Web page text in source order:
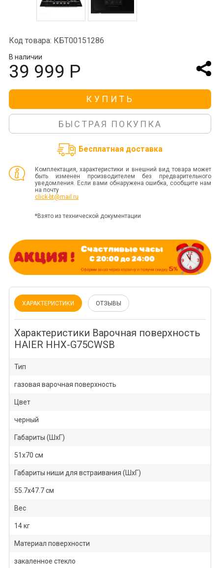
Код товара: КБТ00151286
В наличии
39 999 Р
КУПИТЬ
БЫСТРАЯ ПОКУПКА
Бесплатная доставка
Комплектация, характеристики и внешний вид товара может
быть изменен производителем без предварительного
уведомления. Если вами обнаружена ошибка, сообщите нам
на почту
click-bt@mail.ru
*Взято из технической документации
ХАРАКТЕРИСТИКИ ОТЗЫВЫ
Характеристики Варочная поверхность
HAIER HHX-G75CWSB
Тип
газовая варочная поверхность
Цвет
черный
Габариты (ШхГ)
51х70 см
Габариты ниши для встраивания (ШхГ)
55.7х47.7 см
Вес
14 кг
Материал поверхности
закаленное стекло